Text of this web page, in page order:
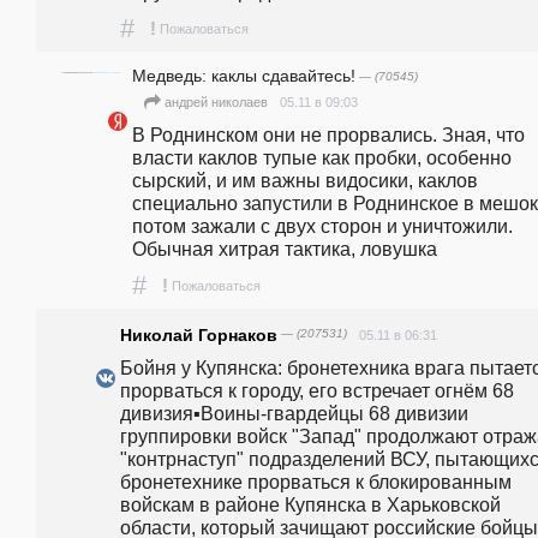
# ! Пожаловаться
Медведь: каклы сдавайтесь! — (70545)
андpeй николаев 05.11 в 09:03
В Роднинском они не прорвались. Зная, что
власти каклов тупые как пробки, особенно
сырский, и им важны видосики, каклов
специально запустили в Роднинское в
потом зажали с двух сторон и уничтожили.
Обычная хитрая тактика, ловушка
# ! Пожаловаться
Николай Горнаков — (207531) 05.11 в 06:31
Бойня у Купянска: бронетехника врага
прорваться к городу, его встречает огнём 68
дивизия▪️Воины-гвардейцы 68 дивизии
группировки войск "Запад" продолжают
"контрнаступ" подразделений ВСУ,
бронетехнике прорваться к блокированным
войскам в районе Купянска в Харьковской
области, который зачищают российские